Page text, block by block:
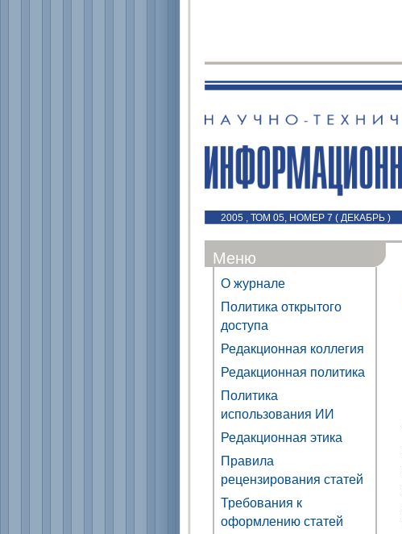
2005 , ТОМ 05, НОМЕР 7 ( ДЕКАБРЬ )
Меню
О журнале
Политика открытого
доступа
Редакционная коллегия
Редакционная политика
Политика
использования ИИ
Редакционная этика
Правила
рецензирования статей
Требования к
оформлению статей